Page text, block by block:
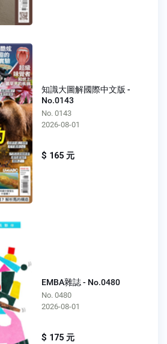
知識大圖解國際中文版 -
No.0143
No. 0143
2026-08-01
$ 165 元
EMBA雜誌 - No.0480
No. 0480
2026-08-01
$ 175 元